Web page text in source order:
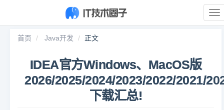
展
开
首页 Java开发 正文
IDEA官方Windows、MacOS版
2026/2025/2024/2023/2022/2021/
下载汇总!